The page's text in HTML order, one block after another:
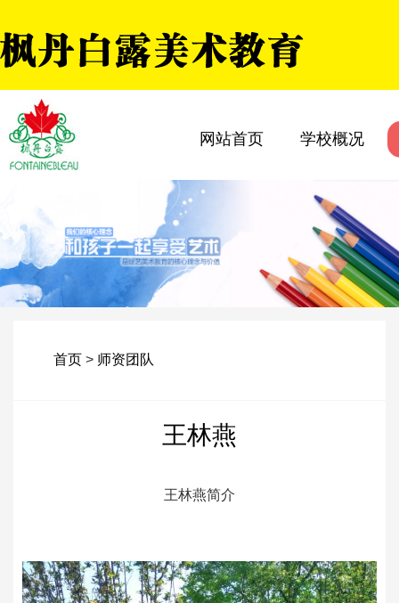
网站首页 学校概况
首页 > 师资团队
王林燕
王林燕简介